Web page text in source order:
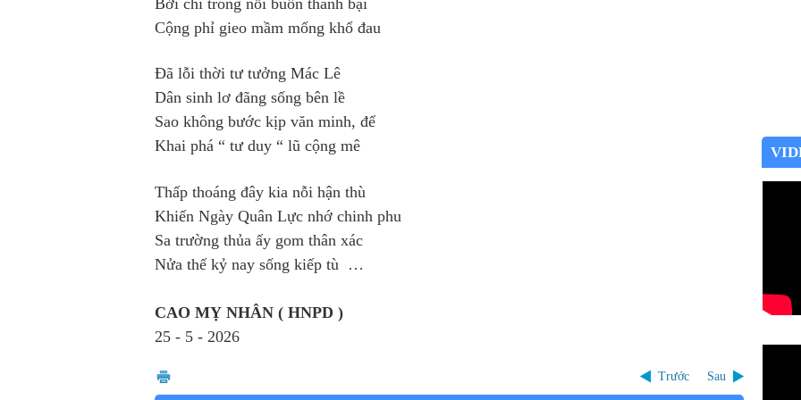
Cộng phỉ gieo mầm mống khổ đau
Đã lỗi thời tư tưởng Mác Lê
Dân sinh lơ đãng sống bên lề
Sao không bước kịp văn minh, để
Khai phá “ tư duy “ lũ cộng mê
Thấp thoáng đây kia nỗi hận thù
Khiến Ngày Quân Lực nhớ chinh phu
Sa trường thủa ấy gom thân xác
Nửa thế kỷ nay sống kiếp tù …
CAO MỴ NHÂN ( HNPD )
25 - 5 - 2026
Trước Sau